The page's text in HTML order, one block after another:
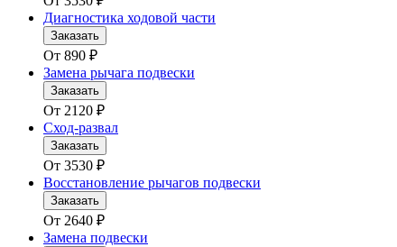
Диагностика ходовой части
Заказать
От 890 ₽
Замена рычага подвески
Заказать
От 2120 ₽
Сход-развал
Заказать
От 3530 ₽
Восстановление рычагов подвески
Заказать
От 2640 ₽
Замена подвески